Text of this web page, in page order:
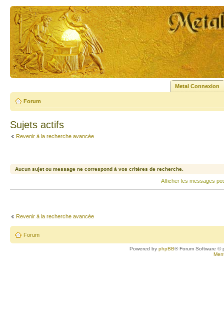
Metal Connexion
Forum
Sujets actifs
Revenir à la recherche avancée
Aucun sujet ou message ne correspond à vos critères de recherche.
Afficher les messages
Revenir à la recherche avancée
Forum
Powered byphpBB® Forum Software ©